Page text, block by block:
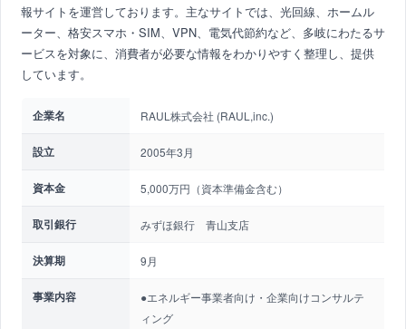
報サイトを運営しております。主なサイトでは、光回線、ホームル
ーター、格安スマホ・SIM、VPN、電気代節約など、多岐にわたるサ
ービスを対象に、消費者が必要な情報をわかりやすく整理し、提供
しています。
企業名 RAUL株式会社 (RAUL,inc.)
設立 2005年3月
資本金 5,000万円（資本準備金含む）
取引銀行 みずほ銀行 青山支店
決算期 9月
事業内容
●エネルギー事業者向け・企業向けコンサルテ
ィング